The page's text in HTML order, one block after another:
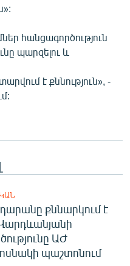
հանցագործություն
պարզելու և
է քննություն», -
քննարկում է
ԱԺ
պաշտոնում